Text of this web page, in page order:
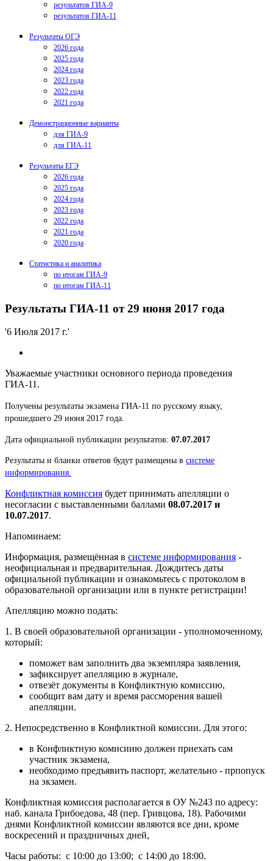
результатов ГИА-9
результатов ГИА-11
Результаты ОГЭ
2026 года
2025 года
2024 года
2023 года
2022 года
2021 года
Демонстрационные варианты
для ГИА-9
для ГИА-11
Результаты ЕГЭ
2026 года
2025 года
2024 года
2023 года
2022 года
2021 года
2020 года
Статистика и аналитика
по итогам ГИА-9
по итогам ГИА-11
Результаты ГИА-11 от 29 июня 2017 года
'6 Июля 2017 г.'
Уважаемые участники основного периода проведения
ГИА-11.
Получены результаты экзамена ГИА-11 по русскому языку,
прошедшего 29 июня 2017 года.
Дата официальной публикации результатов: 07.07.2017
Результаты и бланки ответов будут размещены в системе
информирования.
Конфликтная комиссия будет принимать апелляции о
несогласии с выставленными баллами 08.07.2017 и
10.07.2017.
Напоминаем:
Информация, размещённая в системе информирования -
неофициальная и предварительная. Дождитесь даты
официальной публикации и ознакомьтесь с протоколом в
образовательной организации или в пункте регистрации!
Апелляцию можно подать:
1. В своей образовательной организации - уполномоченному,
который:
поможет вам заполнить два экземпляра заявления,
зафиксирует апелляцию в журнале,
отвезёт документы в Конфликтную комиссию,
сообщит вам дату и время рассморения вашей
апелляции.
2. Непосредственно в Конфликтной комиссии. Для этого:
в Конфликтную комисиию должен приехать сам
участник экзамена,
необходимо предъявить паспорт, желательно - прпопуск
на экзамен.
Конфликтная комиссия располагается в ОУ №243 по адресу:
наб. канала Грибоедова, 48 (пер. Гривцова, 18). Рабочими
днями Конфликтной комиссии являются все дни, кроме
воскресений и праздничных дней,
Часы работы: с 10:00 до 13:00; с 14:00 до 18:00.